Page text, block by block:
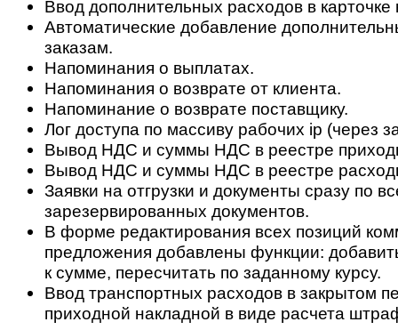
Ввод дополнительных расходов в карточке
Автоматические добавление
заказам.
Напоминания о выплатах.
Напоминания о возврате от клиента.
Напоминание о возврате поставщику.
Лог доступа по массиву рабочих ip (через
Вывод НДС и суммы НДС в реестре
Вывод НДС и суммы НДС в реестре
Заявки на отгрузки и документы сразу по
зарезервированных документов.
В форме редактирования всех позиций
предложения добавлены функции:
к сумме, пересчитать по заданному курсу.
Ввод транспортных расходов в закрытом
приходной накладной в виде расчета